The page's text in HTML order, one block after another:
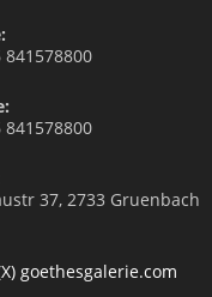
841578800
841578800
37, 2733 Gruenbach
goethesgalerie.com